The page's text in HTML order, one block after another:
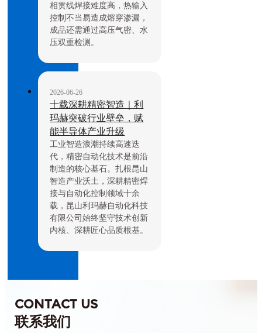
相贯线焊接难度高，热输入
控制不当易造成熔穿渗漏，
成品还需通过高压气密、水
压双重检测。
2026-06-26
十载深耕精密智造｜利
玛赫突破行业壁垒，赋
能半导体产业升级
工业智造浪潮持续高速迭
代，精密自动化技术是前沿
制造的核心基石。扎根昆山
智造产业沃土，深耕精密焊
接与自动化控制领域十余
载，昆山利玛赫自动化科技
有限公司始终坚守技术创新
内核、深耕匠心品质根基。
CONTACT US
联系我们